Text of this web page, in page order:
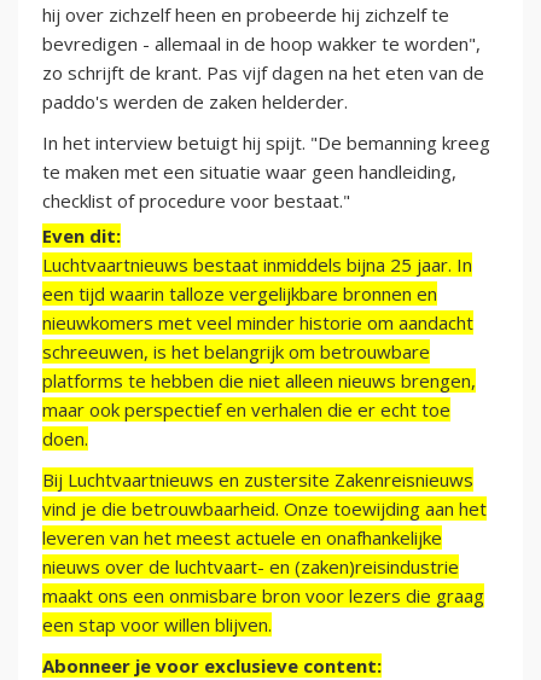
hij over zichzelf heen en probeerde hij zichzelf te
bevredigen - allemaal in de hoop wakker te worden",
zo schrijft de krant. Pas vijf dagen na het eten van de
paddo's werden de zaken helderder.
In het interview betuigt hij spijt. "De bemanning kreeg
te maken met een situatie waar geen handleiding,
checklist of procedure voor bestaat."
Even dit:
Luchtvaartnieuws bestaat inmiddels bijna 25 jaar. In
een tijd waarin talloze vergelijkbare bronnen en
nieuwkomers met veel minder historie om aandacht
schreeuwen, is het belangrijk om betrouwbare
platforms te hebben die niet alleen nieuws brengen,
maar ook perspectief en verhalen die er echt toe
doen.
Bij Luchtvaartnieuws en zustersite Zakenreisnieuws
vind je die betrouwbaarheid. Onze toewijding aan het
leveren van het meest actuele en onafhankelijke
nieuws over de luchtvaart- en (zaken)reisindustrie
maakt ons een onmisbare bron voor lezers die graag
een stap voor willen blijven.
Abonneer je voor exclusieve content: